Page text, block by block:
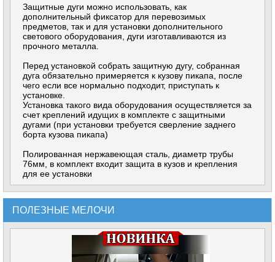
Защитные дуги можно использовать, как
дополнительный фиксатор для перевозимых
предметов, так и для установки дополнительного
светового оборудования, дуги изготавливаются из
прочного металла.
Перед установкой собрать защитную дугу, собранная
дуга обязательно примеряется к кузову пикапа, после
чего если все нормально подходит, приступать к
установке.
Установка такого вида оборудования осуществляется за
счет креплений идущих в комплекте с защитными
дугами (при установки требуется сверление заднего
борта кузова пикапа)
Полированная нержавеющая сталь, диаметр трубы
76мм, в комплект входит защита в кузов и крепления
для ее установки
ПОЛЕЗНЫЕ МЕЛОЧИ